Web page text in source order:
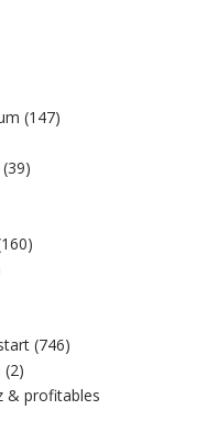
(147)
(39)
(746)
(2)
& profitables